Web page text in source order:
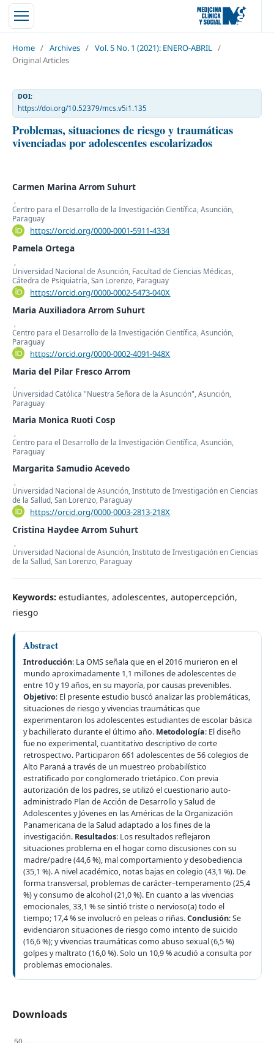
Home / Archives / Vol. 5 No. 1 (2021): ENERO-ABRIL /
Original Articles
DOI:
https://doi.org/10.52379/mcs.v5i1.135
Problemas, situaciones de riesgo y traumáticas
vivenciadas por adolescentes escolarizados
Carmen Marina Arrom Suhurt
,
Centro para el Desarrollo de la Investigación Científica, Asunción,
Paraguay
https://orcid.org/0000-0001-5911-4334
Pamela Ortega
Universidad Nacional de Asunción, Facultad de Ciencias Médicas,
Cátedra de Psiquiatría, San Lorenzo, Paraguay
https://orcid.org/0000-0002-5473-040X
Maria Auxiliadora Arrom Suhurt
Centro para el Desarrollo de la Investigación Científica, Asunción,
Paraguay
https://orcid.org/0000-0002-4091-948X
Maria del Pilar Fresco Arrom
Universidad Católica "Nuestra Señora de la Asunción", Asunción,
Paraguay
Maria Monica Ruoti Cosp
Centro para el Desarrollo de la Investigación Científica, Asunción,
Paraguay
Margarita Samudio Acevedo
Universidad Nacional de Asunción, Instituto de Investigación en Ciencias
de la Sallud, San Lorenzo, Paraguay
https://orcid.org/0000-0003-2813-218X
Cristina Haydee Arrom Suhurt
Universidad Nacional de Asunción, Instituto de Investigación en Ciencias
de la Sallud, San Lorenzo, Paraguay
Keywords: estudiantes, adolescentes, autopercepción,
riesgo
Abstract
Introducción: La OMS señala que en el 2016 murieron en el
mundo aproximadamente 1,1 millones de adolescentes de
entre 10 y 19 años, en su mayoría, por causas prevenibles.
Objetivo: El presente estudio buscó analizar las problemáticas,
situaciones de riesgo y vivencias traumáticas que
experimentaron los adolescentes estudiantes de escolar básica
y bachillerato durante el último año. Metodología: El diseño
fue no experimental, cuantitativo descriptivo de corte
retrospectivo. Participaron 661 adolescentes de 56 colegios de
Alto Paraná a través de un muestreo probabilístico
estratificado por conglomerado trietápico. Con previa
autorización de los padres, se utilizó el cuestionario auto-
administrado Plan de Acción de Desarrollo y Salud de
Adolescentes y Jóvenes en las Américas de la Organización
Panamericana de la Salud adaptado a los fines de la
investigación. Resultados: Los resultados reflejaron
situaciones problema en el hogar como discusiones con su
madre/padre (44,6 %), mal comportamiento y desobediencia
(35,1 %). A nivel académico, notas bajas en colegio (43,1 %). De
forma transversal, problemas de carácter–temperamento (25,4
%) y consumo de alcohol (21,0 %). En cuanto a las vivencias
emocionales, 33,1 % se sintió triste o nervioso(a) todo el
tiempo; 17,4 % se involucró en peleas o riñas.Conclusión: Se
evidenciaron situaciones de riesgo como intento de suicido
(16,6 %); y vivencias traumáticas como abuso sexual (6,5 %)
golpes y maltrato (16,0 %). Solo un 10,9 % acudió a consulta por
problemas emocionales.
Downloads